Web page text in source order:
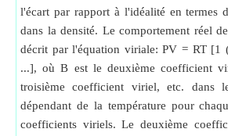
l'écart par rapport à l'idéalité en termes
dans la densité. Le comportement réel
décrit par l'équation viriale: PV = RT
...], où B est le deuxième coefficient
troisième coefficient viriel, etc. dans
dépendant de la température pour
coefficients viriels. Le deuxième